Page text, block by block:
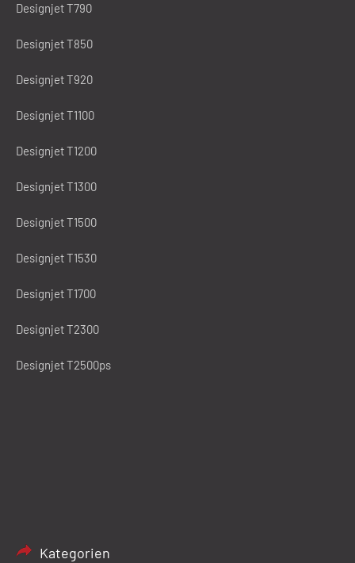
Designjet T790
Designjet T850
Designjet T920
Designjet T1100
Designjet T1200
Designjet T1300
Designjet T1500
Designjet T1530
Designjet T1700
Designjet T2300
Designjet T2500ps
Kategorien